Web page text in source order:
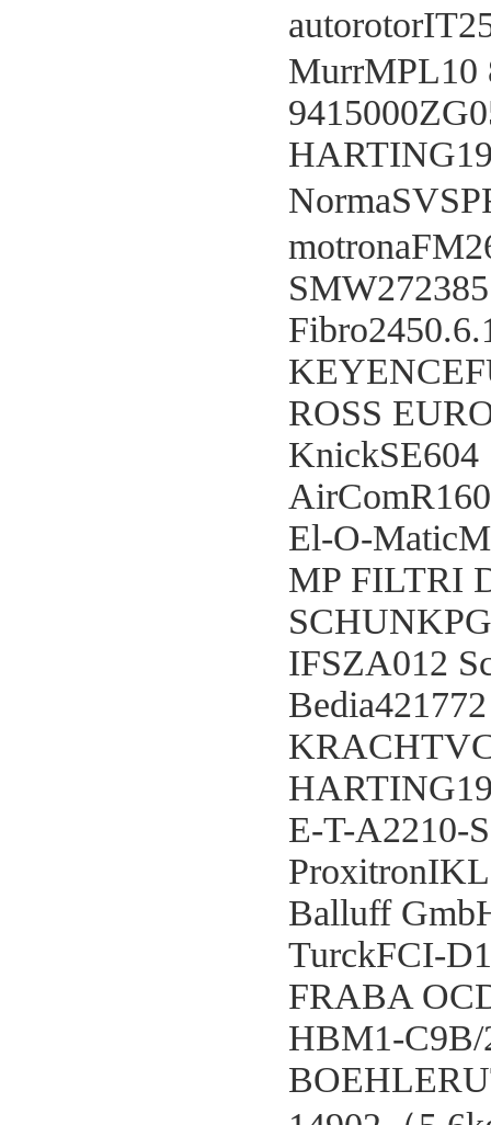
MurrMPL10
SMW272385
ROSS
KnickSE604
El-O-
MP FILTRI
IFSZA012
Bedia421772
E-T-A2210-
Balluff
TurckFCI-
FRABA
HBM1-